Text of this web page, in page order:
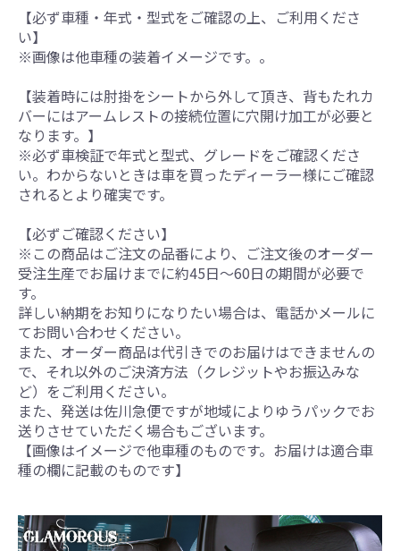
【必ず車種・年式・型式をご確認の上、ご利用くださ
い】
※画像は他車種の装着イメージです。。
【装着時には肘掛をシートから外して頂き、背もたれカ
バーにはアームレストの接続位置に穴開け加工が必要と
なります。】
※必ず車検証で年式と型式、グレードをご確認くださ
い。わからないときは車を買ったディーラー様にご確認
されるとより確実です。
【必ずご確認ください】
※この商品はご注文の品番により、ご注文後のオーダー
受注生産でお届けまでに約45日～60日の期間が必要で
す。
詳しい納期をお知りになりたい場合は、電話かメールに
てお問い合わせください。
また、オーダー商品は代引きでのお届けはできませんの
で、それ以外のご決済方法（クレジットやお振込みな
ど）をご利用ください。
また、発送は佐川急便ですが地域によりゆうパックでお
送りさせていただく場合もございます。
【画像はイメージで他車種のものです。お届けは適合車
種の欄に記載のものです】